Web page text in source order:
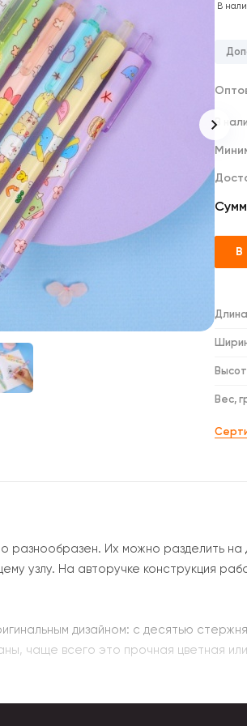
Декоративные
В наличии: 894 В
В
В
Вес,
разнообразен. Их можно разделить
узлу. На авторучке конструкция
дизайном: с десятью
чаще всего это прочная цветная
подразделяются на: